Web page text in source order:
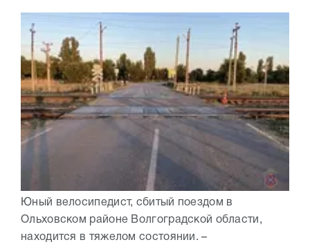
Юный велосипедист, сбитый поездом в
Ольховском районе Волгоградской области,
находится в тяжелом состоянии. –